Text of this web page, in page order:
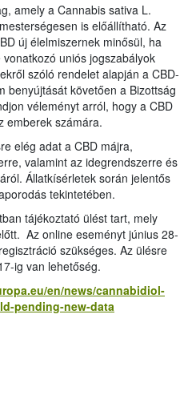
amely a Cannabis sativa L.
is előállítható. Az
új élelmiszernek minősül, ha
uniós jogszabályok
szóló rendelet alapján a CBD-
benyújtását követően a Bizottság
véleményt arról, hogy a CBD
emberek számára.
elég adat a CBD májra,
valamint az idegrendszerre és
Állatkísérletek során jelentős
tekintetében.
tájékoztató ülést tart, mely
Az online eseményt június 28-
szükséges. Az ülésre
ig van lehetőség.
en/news/cannabidiol-
pending-new-data